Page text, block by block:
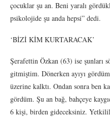
çocuklar şu an. Beni yaralı
psikolojide şu anda hepsi” dedi.
‘BİZİ KİM KURTARACAK’
Şerafettin Özkan (63) ise şunları
gitmiştim. Dönerken ayıyı
üzerine kalktı. Ondan sonra ben
gördüm. Şu an bağ, bahçeye
6 kişi, birden gideceksiniz.